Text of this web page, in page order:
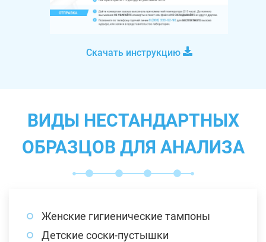
Скачать инструкцию
ВИДЫ НЕСТАНДАРТНЫХ
ОБРАЗЦОВ ДЛЯ АНАЛИЗА
Женские гигиенические тампоны
Детские соски-пустышки